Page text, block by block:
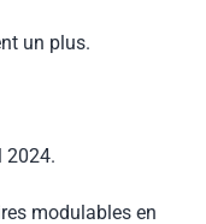
un plus.
2024.
modulables en